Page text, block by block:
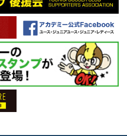
辺 ブルーノ英男
ギュ